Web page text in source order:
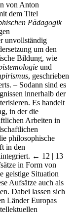
von Anton
dem Titel
Pädagogik
unvollständig
um den
Bildung, wie
und
, geschrieben
– Sodann sind es
innerhalb der
Es handelt
in der die
Arbeiten in
philosophische
in den
← 12 | 13
in Form von
geistige Situation
Aufsätze auch als
Dabei lassen sich
Länder Europas